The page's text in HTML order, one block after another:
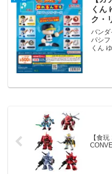
くん
ク・
バンダ
パシ
くん
【食